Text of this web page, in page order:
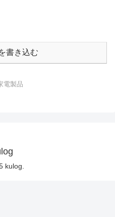
書き込む
電製品
kulog.